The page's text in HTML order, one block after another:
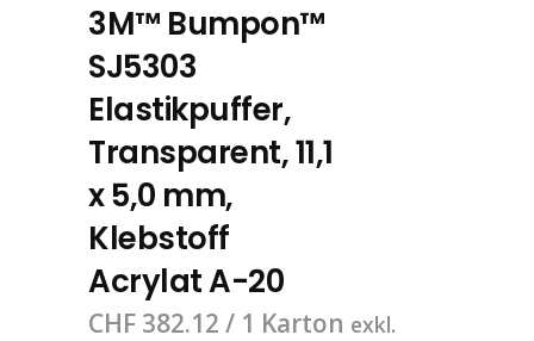
3M™ Bumpon™
SJ5303
Elastikpuffer,
Transparent, 11,1
x 5,0 mm,
Klebstoff
Acrylat A-20
CHF 382.12 / 1 Karton exkl.